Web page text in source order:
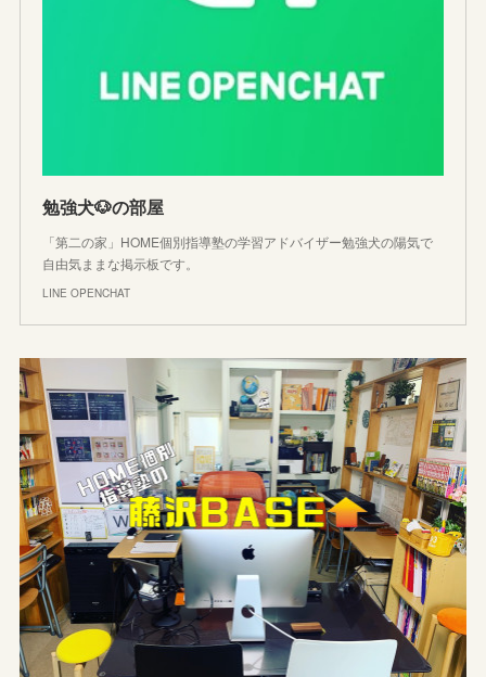
勉強犬🐶の部屋
「第二の家」HOME個別指導塾の学習アドバイザー勉強犬の陽気で
自由気ままな掲示板です。
LINE OPENCHAT